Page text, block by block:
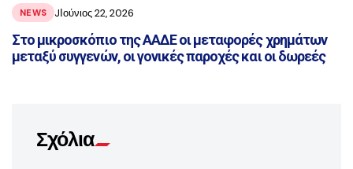
NEWS JΙούνιος 22, 2026
Στο μικροσκόπιο της ΑΑΔΕ οι μεταφορές χρημάτων
μεταξύ συγγενών, οι γονικές παροχές και οι δωρεές
Σχόλια